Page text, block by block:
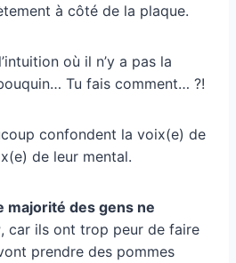
à côté de la plaque.
où il n’y a pas la
Tu fais comment… ?!
confondent la voix(e) de
de leur mental.
majorité des gens ne
, car ils ont trop peur de faire
prendre des pommes